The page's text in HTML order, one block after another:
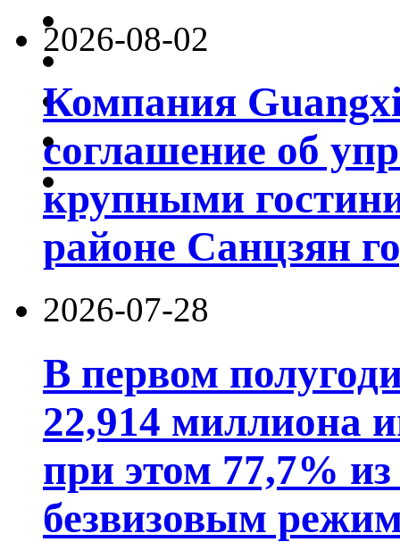
2026-08-02
Компания
соглашение об
крупными
районе Санцзян
2026-07-28
В первом
22,914 миллиона
при этом 77,7%
безвизовым